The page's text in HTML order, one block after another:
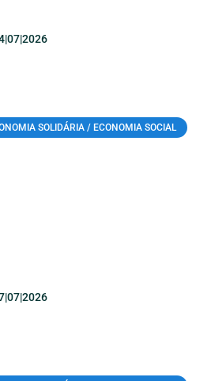
SOLIDÁRIA / ECONOMIA SOCIAL